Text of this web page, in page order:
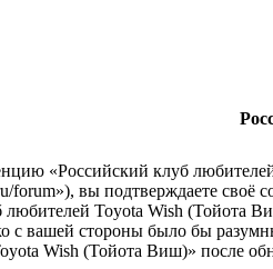
«Российский клуб
forum»), вы подтверждаете своё
любителей Toyota Wish (Тойота
с вашей стороны было бы
Wish (Тойота Виш)» после